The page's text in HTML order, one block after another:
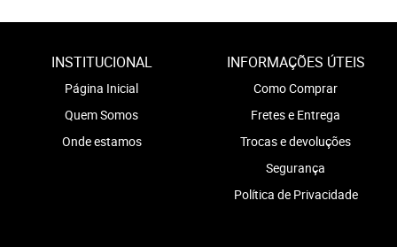
INSTITUCIONAL
Página Inicial
Quem Somos
Onde estamos
INFORMAÇÕES ÚTEIS
Como Comprar
Fretes e Entrega
Trocas e devoluções
Segurança
Política de Privacidade